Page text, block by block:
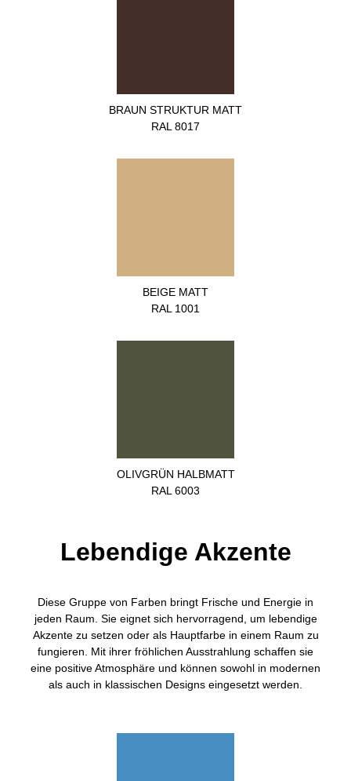
BRAUN STRUKTUR MATT
RAL 8017
BEIGE MATT
RAL 1001
OLIVGRÜN HALBMATT
RAL 6003
Lebendige Akzente
Diese Gruppe von Farben bringt Frische und Energie in
jeden Raum. Sie eignet sich hervorragend, um lebendige
Akzente zu setzen oder als Hauptfarbe in einem Raum zu
fungieren. Mit ihrer fröhlichen Ausstrahlung schaffen sie
eine positive Atmosphäre und können sowohl in modernen
als auch in klassischen Designs eingesetzt werden.